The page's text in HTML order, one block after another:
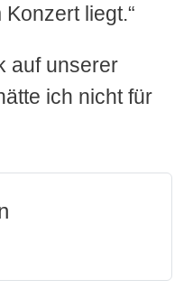
liegt.“
auf unserer
ich nicht für